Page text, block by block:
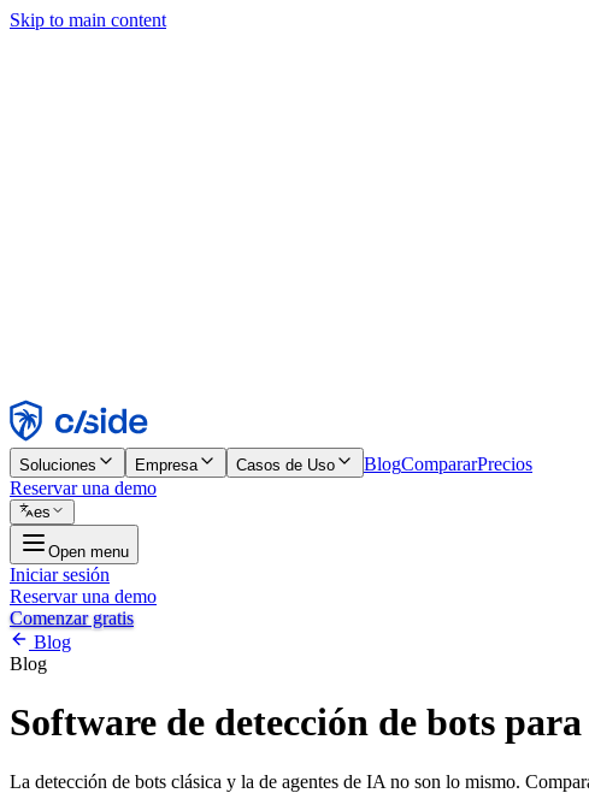
Skip to main content
Rechazar
Soluciones Empresa Casos de Uso BlogCompararPrecios
Reservar una demo
es
Open menu
Iniciar sesión
Reservar una demo
Comenzar gratis
Blog
Blog
Software de detección de bots
La detección de bots clásica y la de agentes de IA no son lo mismo.